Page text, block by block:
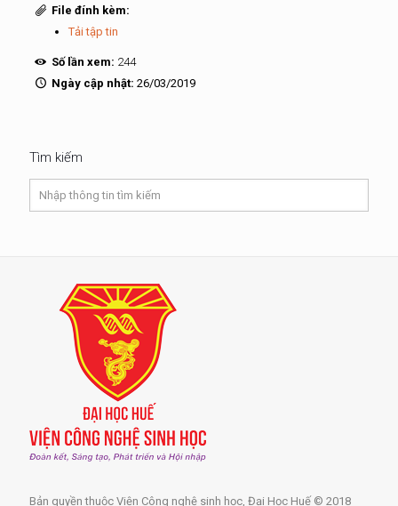
File đính kèm:
Tải tập tin
Số lần xem: 244
Ngày cập nhật: 26/03/2019
Tìm kiếm
Bản quyền thuộc Viện Công nghệ sinh học, Đại Học Huế © 2018